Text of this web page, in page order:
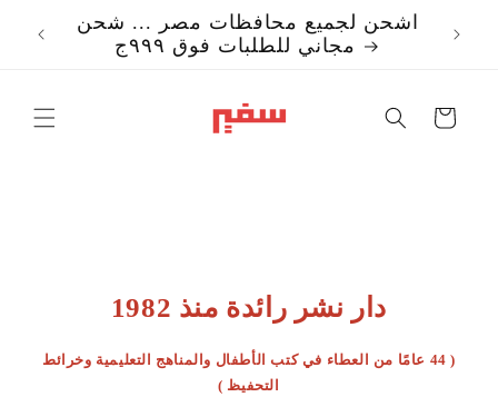
إلى
المحتوى
اشحن لجميع محافظات مصر ... شحن
مجاني للطلبات فوق ٩٩٩ج
Translation
دار نشر رائدة منذ 1982
( 44 عامًا من العطاء في كتب الأطفال والمناهج التعليمية وخرائط
التحفيظ )